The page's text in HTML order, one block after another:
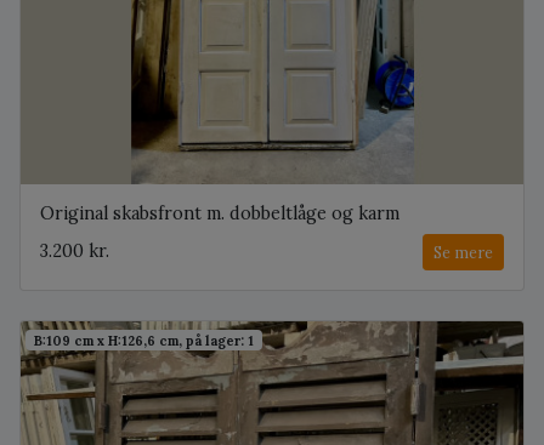
Original skabsfront m. dobbeltlåge og karm
3.200 kr.
Se mere
B:109 cm x H:126,6 cm, på lager: 1